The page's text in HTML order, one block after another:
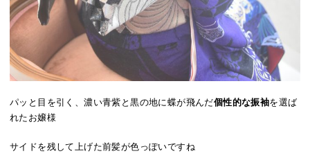
パッと目を引く、濃い青紫と黒の地に蝶が飛んだ個性的な振袖を選ば
れたお嬢様
サイドを残して上げた前髪が色っぽいですね